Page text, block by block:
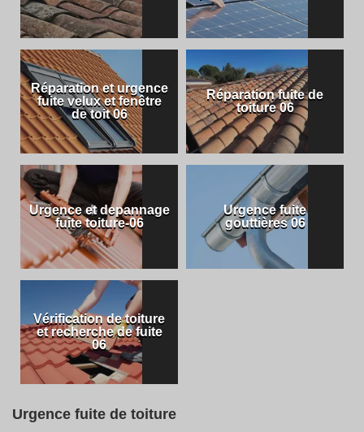
Réparation et urgence
fuite velux et fenêtre
de toit 06
Réparation fuite de
toiture 06
Urgence et depannage
fuite toiture-06
Urgence fuite
gouttières 06
Vérification de toiture
et recherche de fuite
06
Urgence fuite de toiture